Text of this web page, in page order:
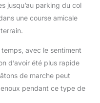
jusqu’au parking du col
une course amicale
avec le sentiment
d’avoir été plus rapide
de marche peut
pendant ce type de